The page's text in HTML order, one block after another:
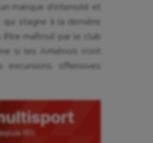
Kayak-polo
Korfbal
manque d’intensité et
stagne à la dernière
maîtrisé par le club
si les Amiénois n’ont
offensives